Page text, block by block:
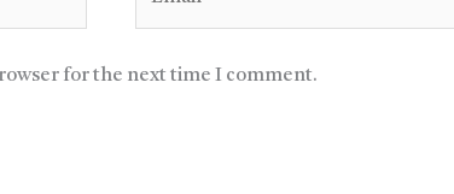
for the next time I comment.